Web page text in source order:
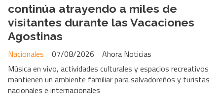
continúa atrayendo a miles de
visitantes durante las Vacaciones
Agostinas
Ahora Noticias
Nacionales
07/08/2026
Música en vivo, actividades culturales y espacios recreativos
mantienen un ambiente familiar para salvadoreños y turistas
nacionales e internacionales